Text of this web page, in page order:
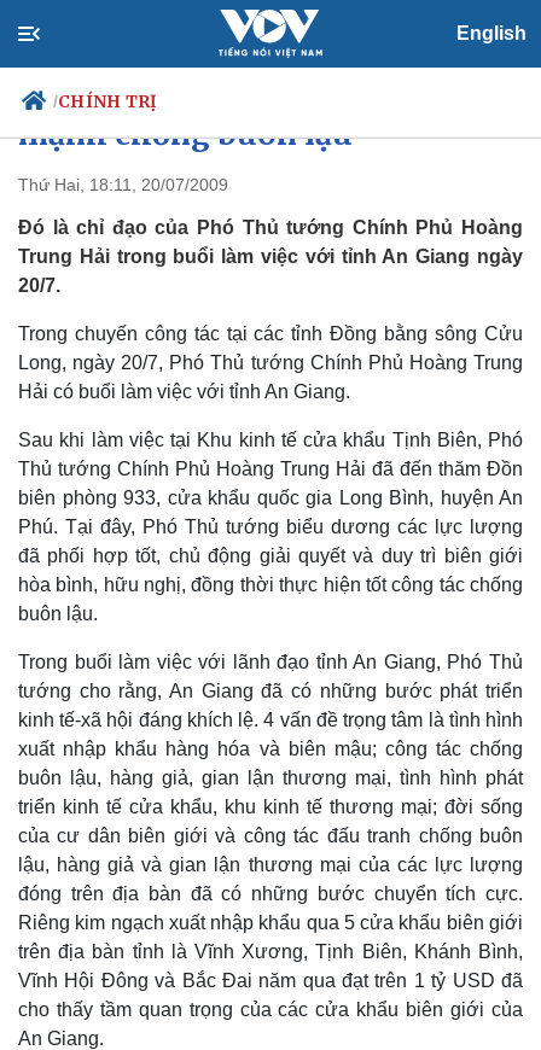
English
/CHÍNH TRỊ
Chính trị
Đảng
Tổ chức nhân sự
Nhận diện sự thật
Xã hội
Tin 24h
Dấu ấn VOV
Việc làm
Biển đảo
An Giang cần tập trung đẩy
mạnh chống buôn lậu
Thứ Hai, 18:11, 20/07/2009
Đó là chỉ đạo của Phó Thủ tướng Chính Phủ Hoàng
Trung Hải trong buổi làm việc với tỉnh An Giang ngày
20/7.
Trong chuyến công tác tại các tỉnh Đồng bằng sông Cửu
Long, ngày 20/7, Phó Thủ tướng Chính Phủ Hoàng Trung
Hải có buổi làm việc với tỉnh An Giang.
Sau khi làm việc tại Khu kinh tế cửa khẩu Tịnh Biên, Phó
Thủ tướng Chính Phủ Hoàng Trung Hải đã đến thăm Đồn
biên phòng 933, cửa khẩu quốc gia Long Bình, huyện An
Phú. Tại đây, Phó Thủ tướng biểu dương các lực lượng
đã phối hợp tốt, chủ động giải quyết và duy trì biên giới
hòa bình, hữu nghị, đồng thời thực hiện tốt công tác chống
buôn lậu.
Trong buổi làm việc với lãnh đạo tỉnh An Giang, Phó Thủ
tướng cho rằng, An Giang đã có những bước phát triển
kinh tế-xã hội đáng khích lệ. 4 vấn đề trọng tâm là tình hình
xuất nhập khẩu hàng hóa và biên mậu; công tác chống
buôn lậu, hàng giả, gian lận thương mại, tình hình phát
triển kinh tế cửa khẩu, khu kinh tế thương mại; đời sống
của cư dân biên giới và công tác đấu tranh chống buôn
lậu, hàng giả và gian lận thương mại của các lực lượng
đóng trên địa bàn đã có những bước chuyển tích cực.
Riêng kim ngạch xuất nhập khẩu qua 5 cửa khẩu biên giới
trên địa bàn tỉnh là Vĩnh Xương, Tịnh Biên, Khánh Bình,
Vĩnh Hội Đông và Bắc Đai năm qua đạt trên 1 tỷ USD đã
cho thấy tầm quan trọng của các cửa khẩu biên giới của
An Giang.